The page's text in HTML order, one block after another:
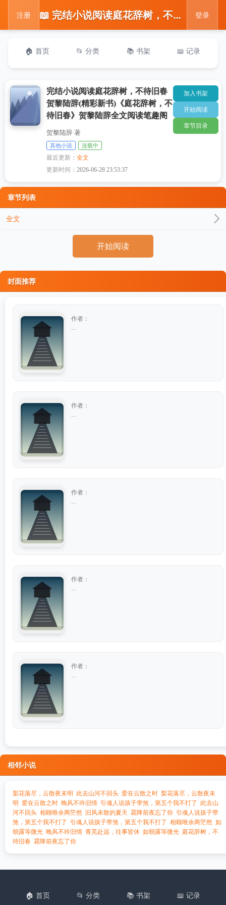
注册 📖 完结小说阅读庭花辞树，不待旧春贺黎陆辞(精彩新书)《庭花辞树，不待旧春》贺黎陆辞全文阅读笔趣阁 登录
🏠 首页 📂 分类 📚 书架 📖 记录
完结小说阅读庭花辞树，不待旧春
贺黎陆辞(精彩新书)《庭花辞树，不
待旧春》贺黎陆辞全文阅读笔趣阁
贺黎陆辞 著
其他小说 连载中
最近更新：全文
更新时间：2026-06-28 23:53:37
加入书架
开始阅读
章节目录
章节列表
全文
开始阅读
封面推荐
作者：
作者：
作者：
作者：
作者：
相邻小说
梨花落尽，云散夜未明 此去山河不回头 爱在云散之时 梨花落尽，云散夜未
明 爱在云散之时 晚风不吟旧情 引魂人说孩子带煞，第五个我不打了 此去山
河不回头 相顾唯余两茫然 旧风未散的夏天 霜降前夜忘了你 引魂人说孩子带
煞，第五个我不打了 引魂人说孩子带煞，第五个我不打了 相顾唯余两茫然 如
朝露等微光 晚风不吟旧情 青芜赴远，往事皆休 如朝露等微光 庭花辞树，不
待旧春 霜降前夜忘了你
🏠 首页 📂 分类 📚 书架 📖 记录